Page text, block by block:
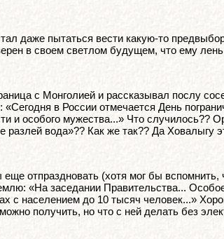
даже пытаться вести какую-то
в своем светлом будущем, что ему
с Монголией и рассказывал послу
в России отмечается День
особого мужества...» Что случилось??
вода»?? Как же так?? Да Ховалыгу
отпраздновать (хотя мог бы вспомнить,
«На заседании Правительства...
с населением до 10 тысяч человек...»
получить, но что с ней делать без